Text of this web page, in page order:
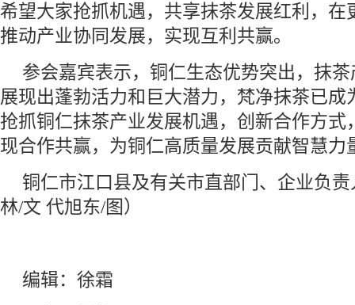
希望大家抢抓机遇，共享抹茶发展红利，在
推动产业协同发展，实现互利共赢。
参会嘉宾表示，铜仁生态优势突出，抹
展现出蓬勃活力和巨大潜力，梵净抹茶已成
抢抓铜仁抹茶产业发展机遇，创新合作方式
现合作共赢，为铜仁高质量发展贡献智慧力
铜仁市江口县及有关市直部门、企业负
林/文 代旭东/图）
编辑：徐霜